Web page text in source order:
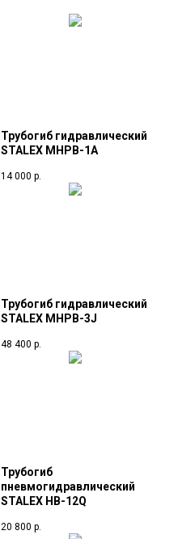
Трубогиб гидравлический
STALEX MHPB-1А
14 000 р.
Трубогиб гидравлический
STALEX MHPB-3J
48 400 р.
Трубогиб
пневмогидравлический
STALEX HB-12Q
20 800 р.